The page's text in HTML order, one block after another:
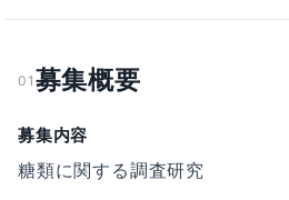
01 募集概要
募集内容
糖類に関する調査研究